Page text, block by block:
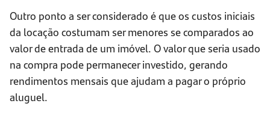
Outro ponto a ser considerado é que os custos iniciais
da locação costumam ser menores se comparados ao
valor de entrada de um imóvel. O valor que seria usado
na compra pode permanecer investido, gerando
rendimentos mensais que ajudam a pagar o próprio
aluguel.